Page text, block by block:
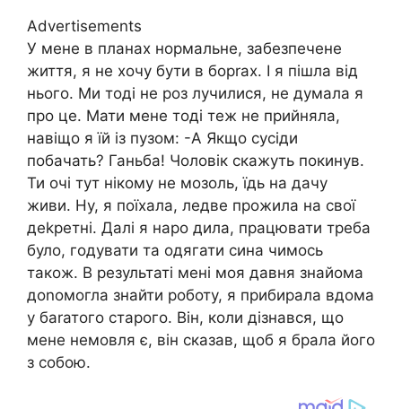
Advertisements
У мене в планах нормальне, забезпечене
життя, я не хочу бути в борrах. І я пішла від
нього. Ми тоді не роз лучилися, не думала я
про це. Мати мене тоді теж не прийняла,
навіщо я їй із пузом: -А Якщо сусіди
побачать? Ганьба! Чоловік скажуть покинув.
Ти очі тут нікому не мозоль, їдь на дачу
живи. Ну, я поїхала, ледве прожила на свої
деkретні. Далі я наро дила, працювати треба
було, годувати та одягати сина чимось
також. В результаті мені моя давня знайома
доnомогла знайти роботу, я прибирала вдома
у баrатого старого. Він, коли дізнався, що
мене немовля є, він сказав, щоб я брала його
з собою.